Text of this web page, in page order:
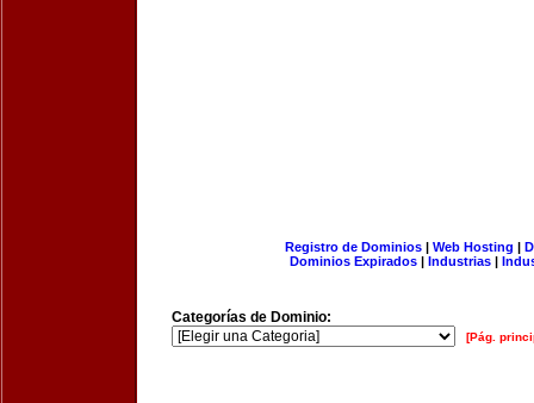
Registro de Dominios| Web Hosting |
Dominios Expirados | Industrias |
Categorías de Dominio:
[Pág.